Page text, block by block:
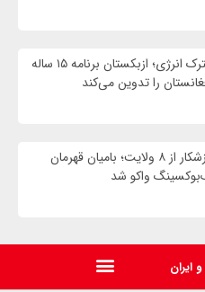
نقشه راه مشترک انرژی؛ ازبکستان برنامه ۱۵ ساله
را تدوین می‌کند
حضور ۱۲۰ ورزشکار از ۸ ولایت؛ بامیان قهرمان
واکو شد
ایران